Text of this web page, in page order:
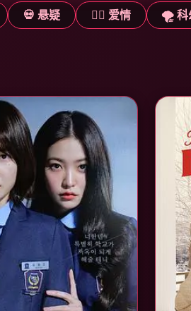
💀 悬疑 ❤️‍🔥 爱情 🌪️ 科